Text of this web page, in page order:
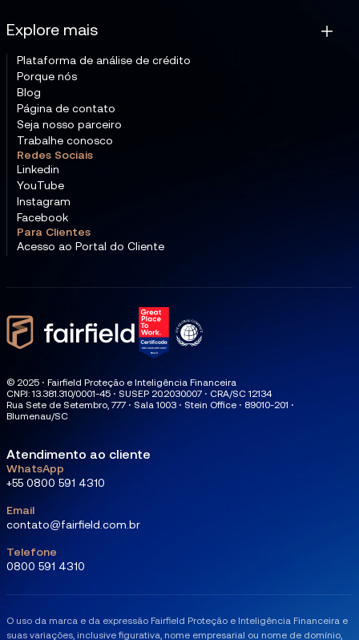
Explore mais
Plataforma de análise de crédito
Porque nós
Blog
Página de contato
Seja nosso parceiro
Trabalhe conosco
Redes Sociais
Linkedin
YouTube
Instagram
Facebook
Para Clientes
Acesso ao Portal do Cliente
© 2025 ⋅ Fairfield Proteção e Inteligência Financeira
CNPJ: 13.381.310/0001-45 ⋅ SUSEP 20.2030.007 ⋅ CRA/SC 12134
Rua Sete de Setembro, 777 ⋅ Sala 1003 ⋅ Stein Office ⋅ 89010-201 ⋅
Blumenau/SC
Atendimento ao cliente
WhatsApp
+55 0800 591 4310
Email
contato@fairfield.com.br
Telefone
0800 591 4310
O uso da marca e da expressão Fairfield Proteção e Inteligência Financeira e
suas variações, inclusive figurativa, nome empresarial ou nome de domínio,